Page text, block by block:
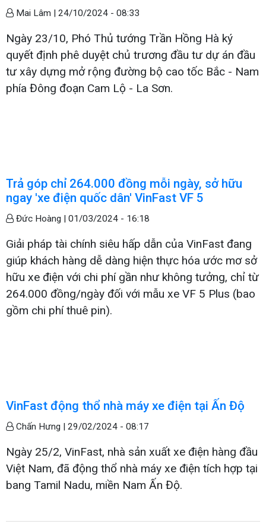
Mai Lâm | 24/10/2024 - 08:33
Ngày 23/10, Phó Thủ tướng Trần Hồng Hà ký
quyết định phê duyệt chủ trương đầu tư dự án đầu
tư xây dựng mở rộng đường bộ cao tốc Bắc - Nam
phía Đông đoạn Cam Lộ - La Sơn.
Trả góp chỉ 264.000 đồng mỗi ngày, sở hữu
ngay 'xe điện quốc dân' VinFast VF 5
Đức Hoàng | 01/03/2024 - 16:18
Giải pháp tài chính siêu hấp dẫn của VinFast đang
giúp khách hàng dễ dàng hiện thực hóa ước mơ sở
hữu xe điện với chi phí gần như không tưởng, chỉ từ
264.000 đồng/ngày đối với mẫu xe VF 5 Plus (bao
gồm chi phí thuê pin).
VinFast động thổ nhà máy xe điện tại Ấn Độ
Chấn Hưng | 29/02/2024 - 08:17
Ngày 25/2, VinFast, nhà sản xuất xe điện hàng đầu
Việt Nam, đã động thổ nhà máy xe điện tích hợp tại
bang Tamil Nadu, miền Nam Ấn Độ.